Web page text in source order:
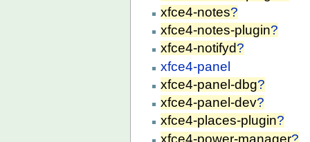
xfce4-notes?
xfce4-notes-plugin?
xfce4-notifyd?
xfce4-panel
xfce4-panel-dbg?
xfce4-panel-dev?
xfce4-places-plugin?
xfce4-power-manager?